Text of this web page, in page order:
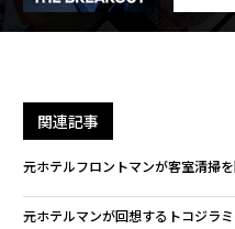
関連記事
元ホテルフロントマンが客室清掃
元ホテルマンが回想するトコジラ